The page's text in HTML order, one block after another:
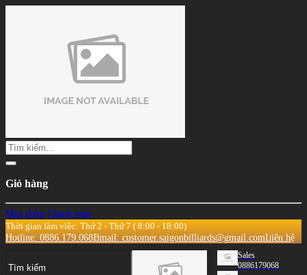
Giỏ hàng
Mua thêm Thanh toán
Thời gian làm việc: Thứ 2 - Thứ 7 ( 8:00 - 18:00)
Hotline: 0886.179.068Email: customer.saigonbilliards@gmail.comLiên hệ
Sales
0886179068